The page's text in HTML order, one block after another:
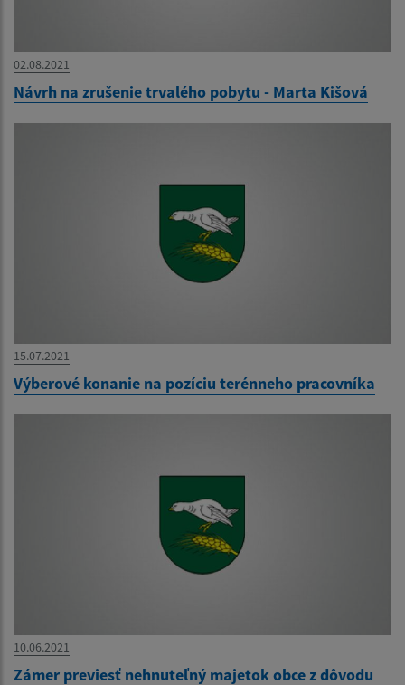
02.08.2021
Návrh na zrušenie trvalého pobytu - Marta Kišová
15.07.2021
Výberové konanie na pozíciu terénneho pracovníka
10.06.2021
Zámer previesť nehnuteľný majetok obce z dôvodu